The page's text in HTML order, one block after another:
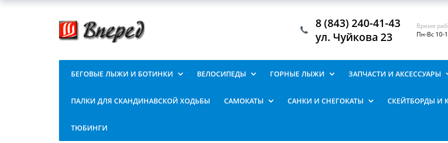
8 (843) 240-41-43
ул. Чуйкова 23
Время
Пн-Вс 10-
БЕГОВЫЕ ЛЫЖИ И БОТИНКИ ВЕЛОСИПЕДЫ ГОРНЫЕ ЛЫЖИ ЗАПЧАСТИ И АКСЕССУАРЫ
ПАЛКИ ДЛЯ СКАНДИНАВСКОЙ ХОДЬБЫ САМОКАТЫ САНКИ И СНЕГОКАТЫ СКЕЙТБОРДЫ И
ТЮБИНГИ